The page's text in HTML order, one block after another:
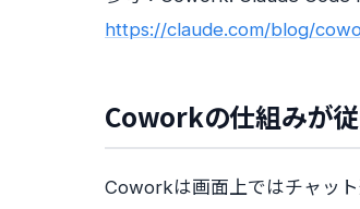
https://claude.com/blog/
Coworkの仕組みが
Coworkは画面上ではチャッ